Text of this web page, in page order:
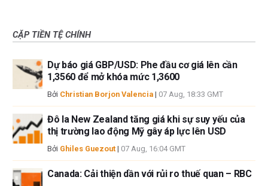
CẶP TIỀN TỆ CHÍNH
Dự báo giá GBP/USD: Phe đầu cơ giá lên cần
1,3560 để mở khóa mức 1,3600
Bởi Christian Borjon Valencia | 07 Aug, 18:33 GMT
Đô la New Zealand tăng giá khi sự suy yếu của
thị trường lao động Mỹ gây áp lực lên USD
Bởi Ghiles Guezout | 07 Aug, 16:04 GMT
Canada: Cải thiện dần với rủi ro thuế quan – RBC